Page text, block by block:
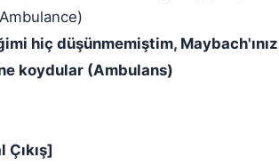
hiç düşünmemiştim,
koydular (Ambulans)